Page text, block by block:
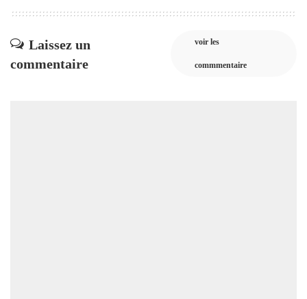
Laissez un
commentaire
voir les
commmentaire